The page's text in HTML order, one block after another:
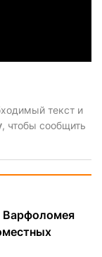
текст и
, чтобы сообщить
Варфоломея